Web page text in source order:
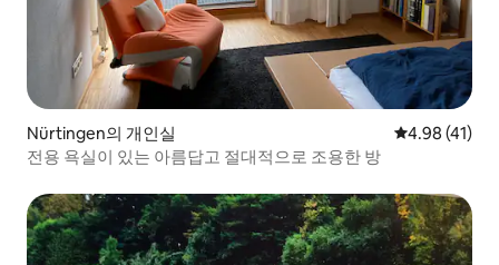
Nürtingen의 개인실 평점 4.98점
4.98 (41)
전용 욕실이 있는 아름답고 절대적으로 조용한 방